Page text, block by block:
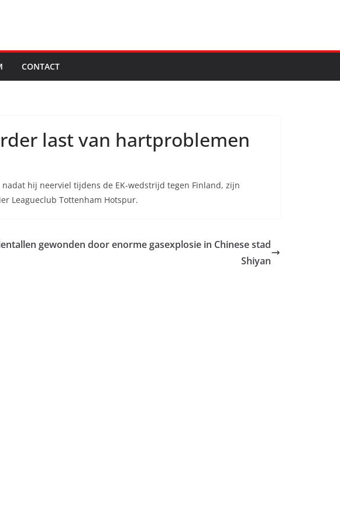
CONTACT
last van hartproblemen
hij neerviel tijdens de EK-wedstrijd tegen Finland, zijn
Leagueclub Tottenham Hotspur.
gewonden door enorme gasexplosie in Chinese stad
Shiyan